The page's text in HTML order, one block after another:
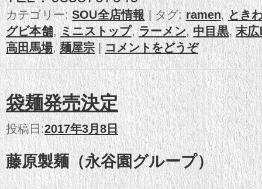
カテゴリー: SOU全店情報 |タグ: ramen,とき
グビ本舗,ミニストップ,ラーメン,中目黒,末広
高田馬場,麺屋宗 |コメントをどうぞ
袋麺発売決定
投稿日:2017年3月8日
藤原製麺（永谷園グループ）